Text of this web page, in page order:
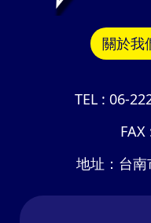
關於我
TEL : 06-
FAX
地址： 台